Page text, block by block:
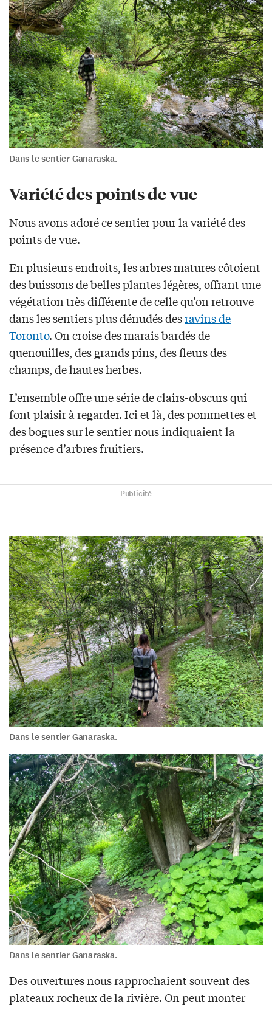
Dans le sentier Ganaraska.
Variété des points de vue
Nous avons adoré ce sentier pour la variété des
points de vue.
En plusieurs endroits, les arbres matures côtoient
des buissons de belles plantes légères, offrant une
végétation très différente de celle qu’on retrouve
dans les sentiers plus dénudés desravins de
Toronto. On croise des marais bardés de
quenouilles, des grands pins, des fleurs des
champs, de hautes herbes.
L’ensemble offre une série de clairs-obscurs qui
font plaisir à regarder. Ici et là, des pommettes et
des bogues sur le sentier nous indiquaient la
présence d’arbres fruitiers.
Publicité
Dans le sentier Ganaraska.
Dans le sentier Ganaraska.
Des ouvertures nous rapprochaient souvent des
plateaux rocheux de la rivière. On peut monter